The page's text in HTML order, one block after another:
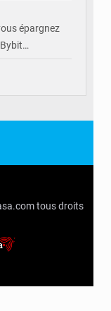
épargnez
tous droits